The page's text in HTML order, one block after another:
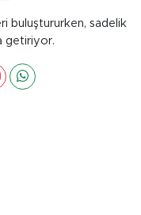
buluştururken, sadelik
getiriyor.